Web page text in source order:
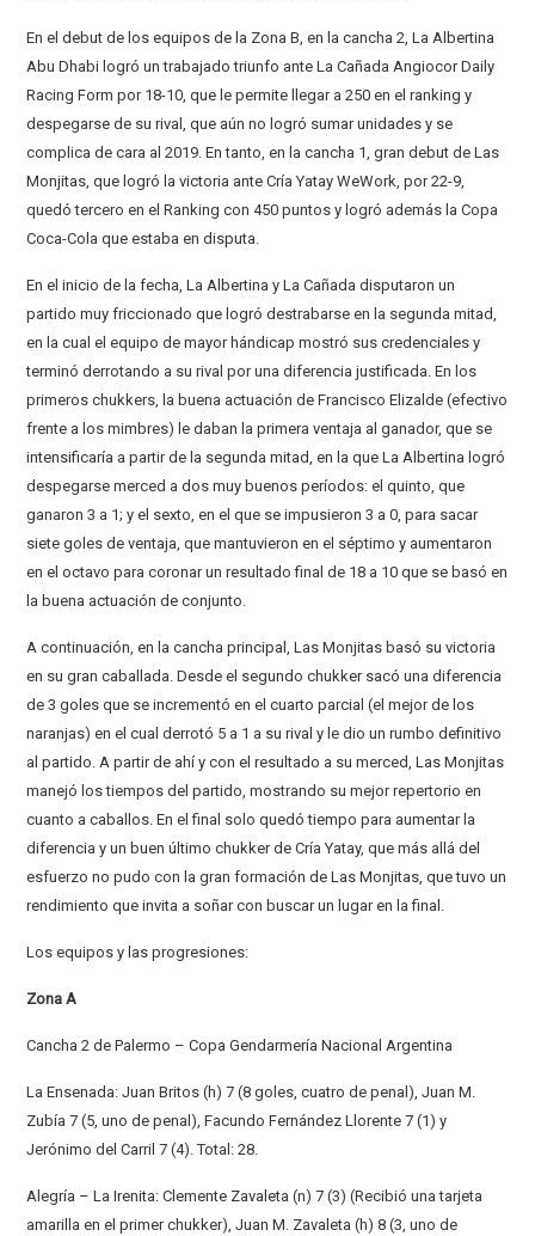
En el debut de los equipos de la Zona B, en la cancha 2, La Albertina
Abu Dhabi logró un trabajado triunfo ante La Cañada Angiocor Daily
Racing Form por 18-10, que le permite llegar a 250 en el ranking y
despegarse de su rival, que aún no logró sumar unidades y se
complica de cara al 2019. En tanto, en la cancha 1, gran debut de Las
Monjitas, que logró la victoria ante Cría Yatay WeWork, por 22-9,
quedó tercero en el Ranking con 450 puntos y logró además la Copa
Coca-Cola que estaba en disputa.
En el inicio de la fecha, La Albertina y La Cañada disputaron un
partido muy friccionado que logró destrabarse en la segunda mitad,
en la cual el equipo de mayor hándicap mostró sus credenciales y
terminó derrotando a su rival por una diferencia justificada. En los
primeros chukkers, la buena actuación de Francisco Elizalde (efectivo
frente a los mimbres) le daban la primera ventaja al ganador, que se
intensificaría a partir de la segunda mitad, en la que La Albertina logró
despegarse merced a dos muy buenos períodos: el quinto, que
ganaron 3 a 1; y el sexto, en el que se impusieron 3 a 0, para sacar
siete goles de ventaja, que mantuvieron en el séptimo y aumentaron
en el octavo para coronar un resultado final de 18 a 10 que se basó en
la buena actuación de conjunto.
A continuación, en la cancha principal, Las Monjitas basó su victoria
en su gran caballada. Desde el segundo chukker sacó una diferencia
de 3 goles que se incrementó en el cuarto parcial (el mejor de los
naranjas) en el cual derrotó 5 a 1 a su rival y le dio un rumbo definitivo
al partido. A partir de ahí y con el resultado a su merced, Las Monjitas
manejó los tiempos del partido, mostrando su mejor repertorio en
cuanto a caballos. En el final solo quedó tiempo para aumentar la
diferencia y un buen último chukker de Cría Yatay, que más allá del
esfuerzo no pudo con la gran formación de Las Monjitas, que tuvo un
rendimiento que invita a soñar con buscar un lugar en la final.
Los equipos y las progresiones:
Zona A
Cancha 2 de Palermo – Copa Gendarmería Nacional Argentina
La Ensenada: Juan Britos (h) 7 (8 goles, cuatro de penal), Juan M.
Zubía 7 (5, uno de penal), Facundo Fernández Llorente 7 (1) y
Jerónimo del Carril 7 (4). Total: 28.
Alegría – La Irenita: Clemente Zavaleta (n) 7 (3) (Recibió una tarjeta
amarilla en el primer chukker), Juan M. Zavaleta (h) 8 (3, uno de